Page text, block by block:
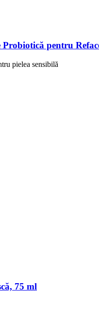
pentru
pielea sensibilă
75 ml